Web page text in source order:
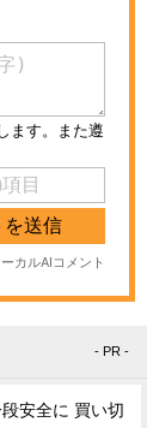
- PR -
安全に 買い切